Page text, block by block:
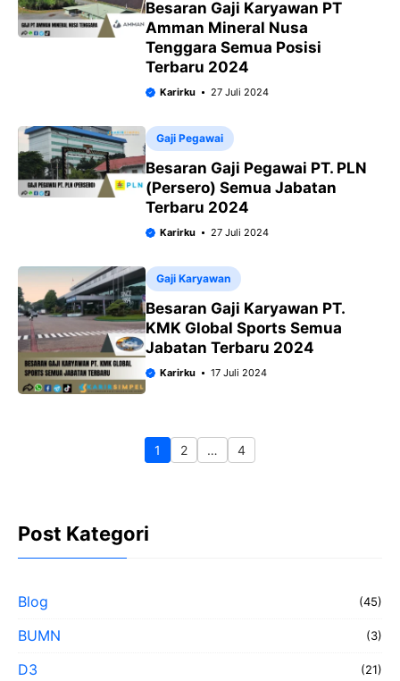
Besaran Gaji Karyawan PT
Amman Mineral Nusa
Tenggara Semua Posisi
Terbaru 2024
Karirku 27 Juli 2024
Gaji Pegawai
Besaran Gaji Pegawai PT. PLN
(Persero) Semua Jabatan
Terbaru 2024
Karirku 27 Juli 2024
Gaji Karyawan
Besaran Gaji Karyawan PT.
KMK Global Sports Semua
Jabatan Terbaru 2024
Karirku 17 Juli 2024
Halaman
1 Halaman
2 … 4
Post Kategori
Blog (45)
BUMN (3)
D3 (21)